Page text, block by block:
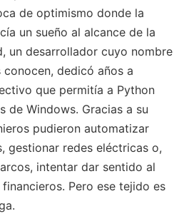
de optimismo donde la
un sueño al alcance de la
un desarrollador cuyo nombre
dedicó años a
que permitía a Python
de Windows. Gracias a su
pudieron automatizar
gestionar redes eléctricas o,
intentar dar sentido al
Pero ese tejido es